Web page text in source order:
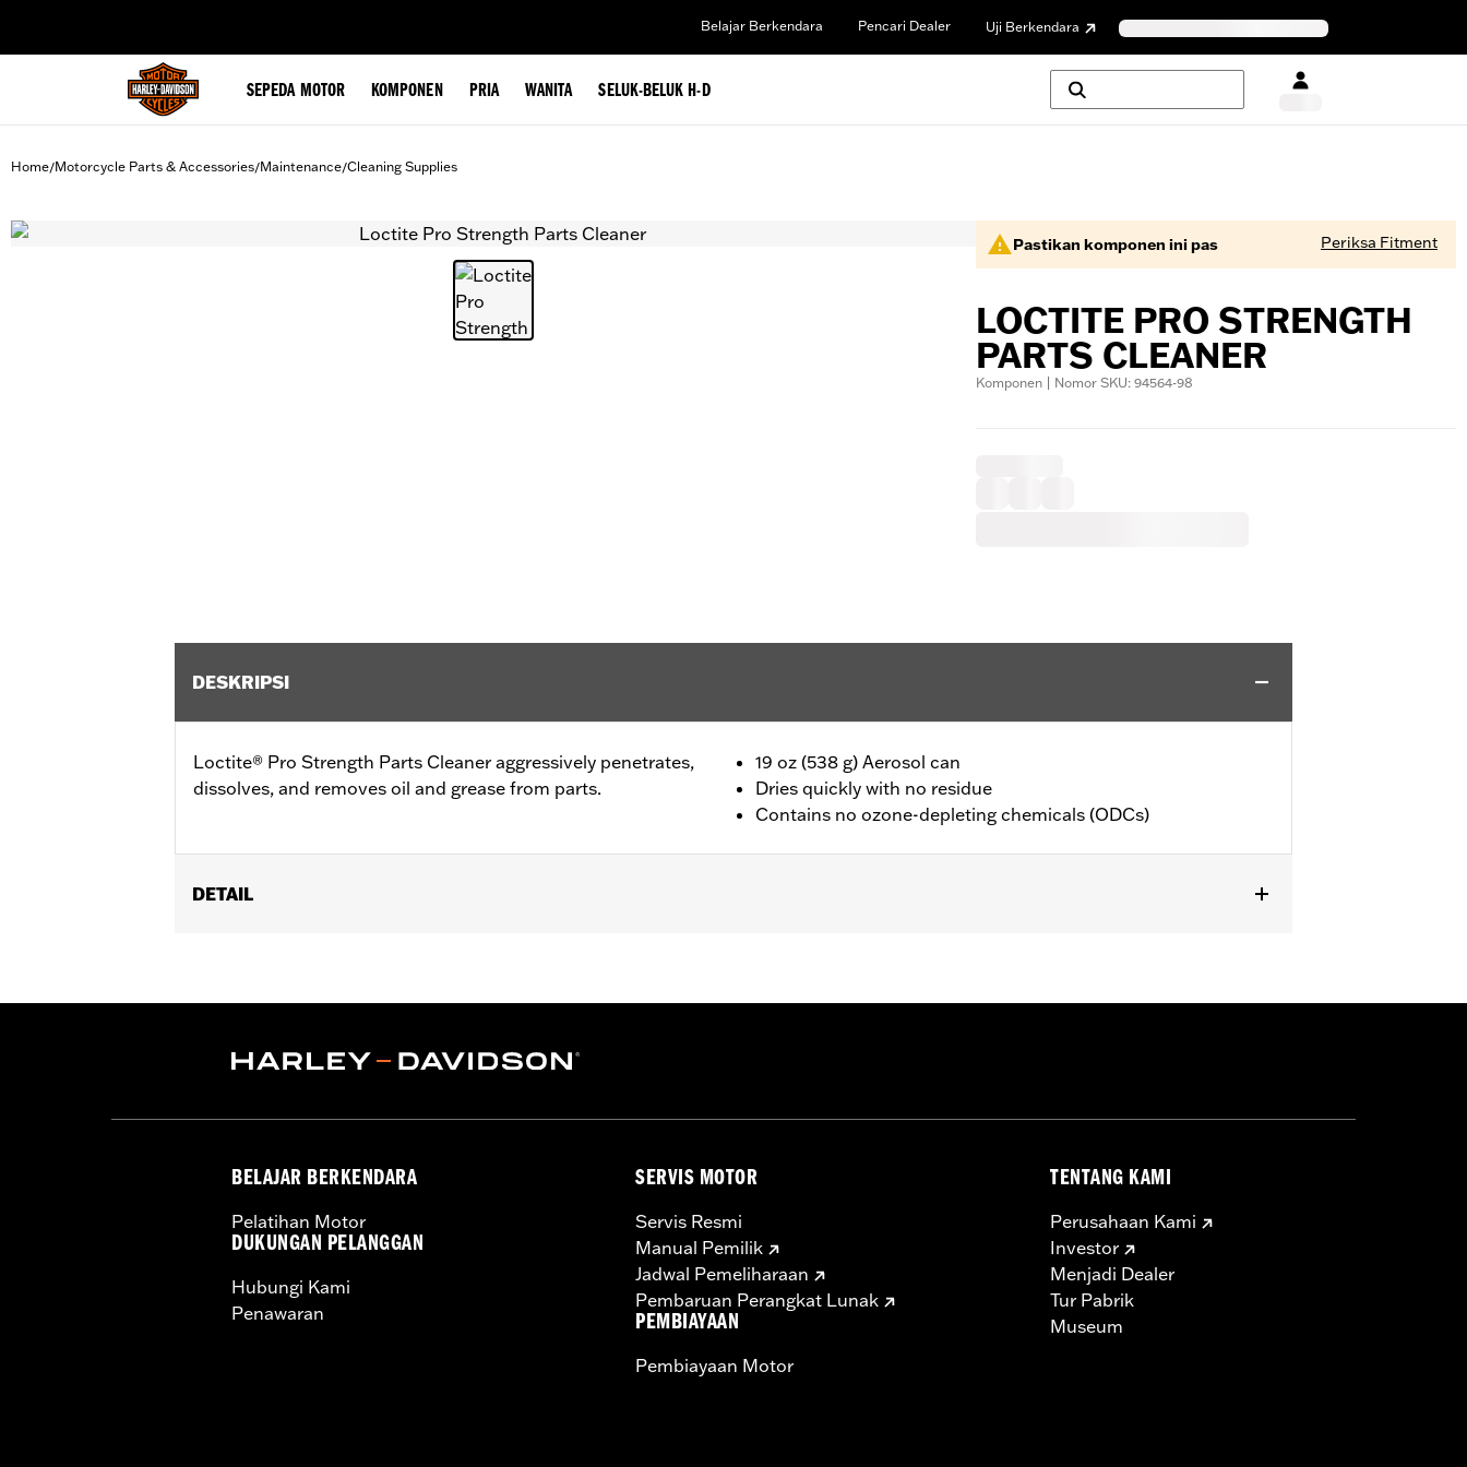
Belajar Berkendara Pencari Dealer Uji Berkendara
SEPEDA MOTOR KOMPONEN PRIA WANITA SELUK-BELUK H-D
Home/Motorcycle Parts & Accessories/Maintenance/Cleaning Supplies
Pastikan komponen ini pas Periksa Fitment
LOCTITE PRO STRENGTH
PARTS CLEANER
Komponen | Nomor SKU: 94564-98
DESKRIPSI
Loctite® Pro Strength Parts Cleaner aggressively penetrates,
dissolves, and removes oil and grease from parts.
19 oz (538 g) Aerosol can
Dries quickly with no residue
Contains no ozone-depleting chemicals (ODCs)
DETAIL
Volume:19 Ounce
BELAJAR BERKENDARA
Pelatihan Motor
DUKUNGAN PELANGGAN
Hubungi Kami
Penawaran
SERVIS MOTOR
Servis Resmi
Manual Pemilik
Jadwal Pemeliharaan
Pembaruan Perangkat Lunak
PEMBIAYAAN
Pembiayaan Motor
TENTANG KAMI
Perusahaan Kami
Investor
Menjadi Dealer
Tur Pabrik
Museum